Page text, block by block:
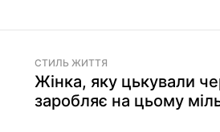
СТИЛЬ ЖИТТЯ
Жінка, яку цькували
заробляє на цьому